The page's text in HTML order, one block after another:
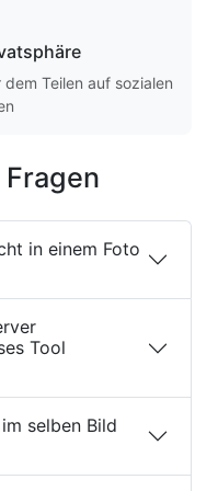
Teilen auf sozialen
in einem Foto
Tool
selben Bild